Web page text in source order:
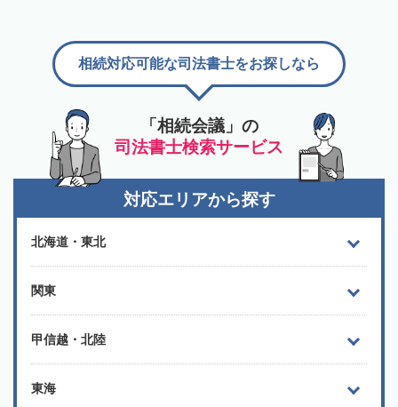
「相続会議」の
司法書士検索サービス
相続対応可能な司法書士をお探しなら
対応エリアから探す
北海道・東北
関東
甲信越・北陸
東海